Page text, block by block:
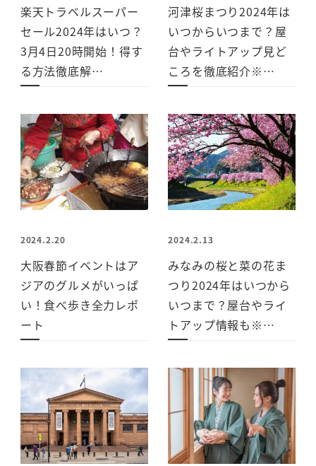
楽天トラベルスーパー
セール2024年はいつ？
3月4日20時開始！得す
る方法徹底解…
河津桜まつり2024年は
いつからいつまで？屋
台やライトアップ見ど
ころを徹底紹介※…
2024.2.20
大阪春節イベントはア
ジアのグルメがいっぱ
い！食べ歩き全力レポ
ート
2024.2.13
みなみの桜と菜の花ま
つり2024年はいつから
いつまで？屋台やライ
トアップ情報も※…